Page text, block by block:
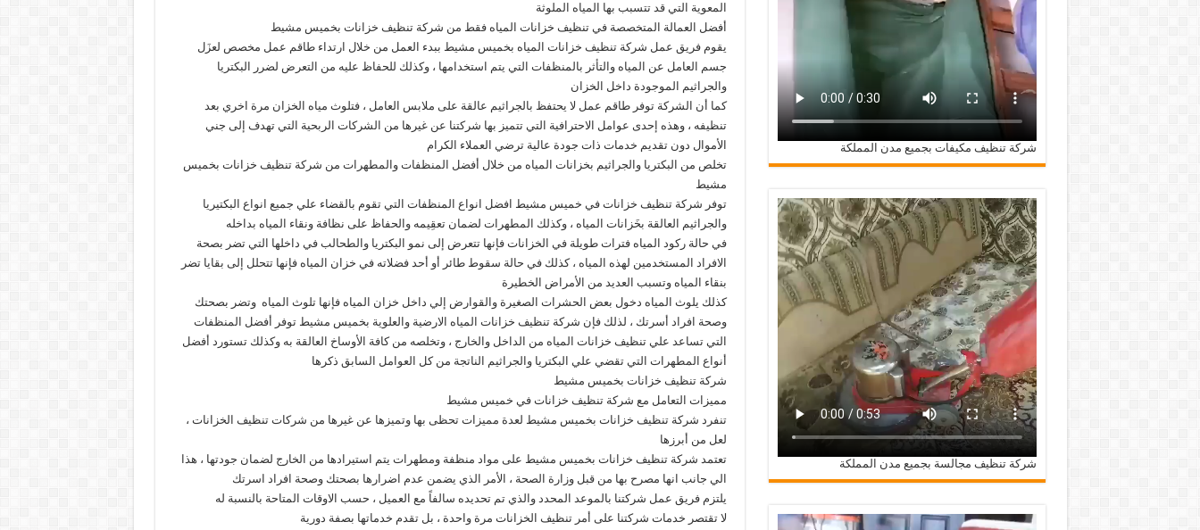
المعوية التي قد تتسبب بها المياه الملوثة
أفضل العمالة المتخصصة في تنظيف خزانات المياه فقط من شركة تنظيف خزانات بخميس مشيط
يقوم فريق عمل شركة تنظيف خزانات المياه بخميس مشيط ببدء العمل من خلال ارتداء طاقم عمل مخصص لعزَل
جسم العامل عن المياه والتأثر بالمنظفات التي يتم استخدامها ، وكذلك للحفاظ عليه من التعرض لضرر البكتريا
والجراثيم الموجودة داخل الخزان
كما أن الشركة توفر طاقم عمل لا يحتفظ بالجراثيم عالقة على ملابس العامل ، فتلوث مياه الخزان مرة اخري بعد
تنظيفه ، وهذه إحدى عوامل الاحترافية التي تتميز بها شركتنا عن غيرها من الشركات الربحية التي تهدف إلى جني
الأموال دون تقديم خدمات ذات جودة عالية ترضي العملاء الكرام
تخلص من البكتريا والجراثيم بخزانات المياه من خلال أفضل المنظفات والمطهرات من شركة تنظيف خزانات بخميس
مشيط
توفر شركة تنظيف خزانات في خميس مشيط افضل انواع المنظفات التي تقوم بالقضاء علي جميع انواع البكتيريا
والجراثيم العالقة بخَزانات المياه ، وكذلك المطهرات لضمان تعقِيمه والحفاظ على نظافة ونقاء المياه بداخله
في حالة ركود المياه فترات طويلة في الخزانات فإنها تتعرض إلى نمو البكتريا والطحالب في داخلها التي تضر بصحة
الافراد المستخدمين لهذه المياه ، كذلك في حالة سقوط طائر أو أحد فضلاته في خزان المياه فإنها تتحلل إلى بقايا تضر
بنقاء المياه وتسبب العديد من الأمراض الخطيرة
كذلك يلوث المياه دخول بعض الحشرات الصغيرة والقوارض إلي داخل خزان المياه فإنها تلوث المياه وتضر بصحتك
وصحة افراد أسرتك ، لذلك فإن شركة تنظيف خزانات المياه الارضية والعلوية بخميس مشيط توفر أفضل المنظفات
التي تساعد علي تنظيف خزانات المياه من الداخل والخارج ، وتخلصه من كافة الأوساخ العالقة به وكذلك تستورد أفضل
أنواع المطهرات التي تقضي علي البكتريا والجراثيم الناتجة من كل العوامل السابق ذكرها
شركة تنظيف خزانات بخميس مشيط
مميزات التعامل مع شركة تنظيف خزانات في خميس مشيط
تنفرد شركة تنظيف خزانات بخميس مشيط لعدة مميزات تحظى بها وتميزها عن غيرها من شركات تنظيف الخزانات ،
لعل من أبرزها
تعتمد شركة تنظيف خزانات بخميس مشيط على مواد منظفة ومطهرات يتم استيرادها من الخارج لضمان جودتها ، هذا
الي جانب انها مصرح بها من قبل وزارة الصحة ، الأمر الذي يضمن عدم اضرارها بصحتك وصحة افراد اسرتك
يلتزم فريق عمل شركتنا بالموعد المحدد والذي تم تحديده سالفاً مع العميل ، حسب الاوقات المتاحة بالنسبة له
لا تقتصر خدمات شركتنا على أمر تنظيف الخزانات مرة واحدة ، بل تقدم خدماتها بصفة دورية
شركة تنظيف مكيفات بجميع مدن المملكة
شركة تنظيف مجالسة بجميع مدن المملكة